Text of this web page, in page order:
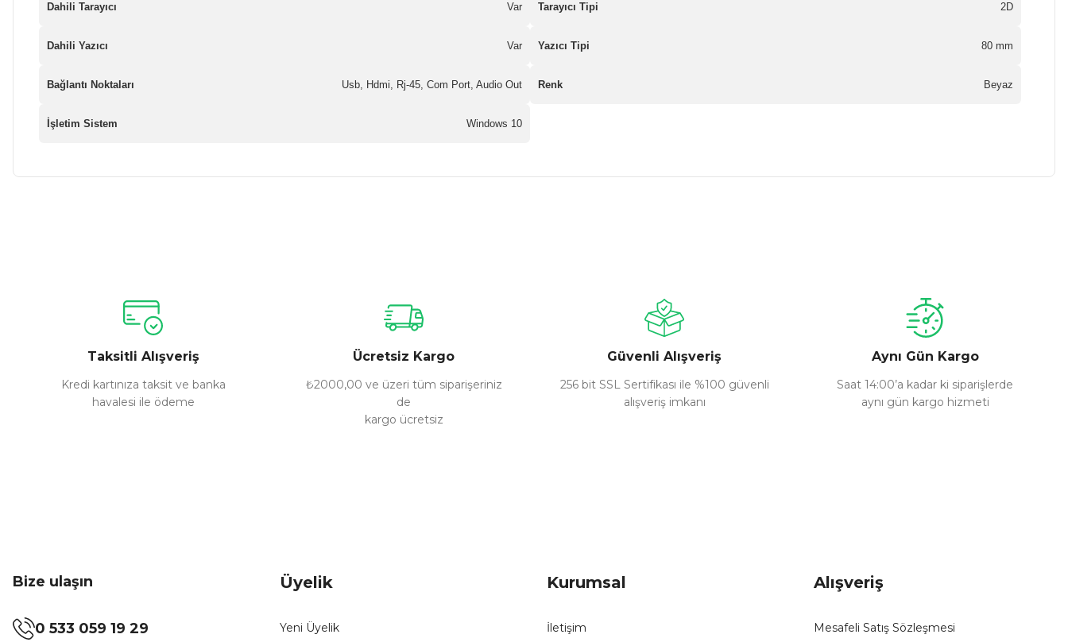
Dahili Tarayıcı Var Tarayıcı Tipi 2D
Dahili Yazıcı Var Yazıcı Tipi 80 mm
Bağlantı Noktaları Usb, Hdmi, Rj-45, Com Port, Audio Out Renk Beyaz
İşletim Sistem Windows 10
Ürün açıklamasında eksik bilgiler bulunuyor.
Ürün bilgilerinde hatalar bulunuyor.
Ürün fiyatı diğer sitelerden daha pahalı.
Bu ürüne benzer farklı alternatifler olmalı.
Taksitli Alışveriş
Kredi kartınıza taksit ve banka
havalesi ile ödeme
Ücretsiz Kargo
₺2000,00 ve üzeri tüm siparişeriniz
de
kargo ücretsiz
Güvenli Alışveriş
256 bit SSL Sertifikası ile %100 güvenli
alışveriş imkanı
Aynı Gün Kargo
Saat 14:00’a kadar ki siparişlerde
aynı gün kargo hizmeti
Bize ulaşın
0 533 059 19 29
Üyelik
Yeni Üyelik
Kurumsal
İletişim
Alışveriş
Mesafeli Satış Sözleşmesi